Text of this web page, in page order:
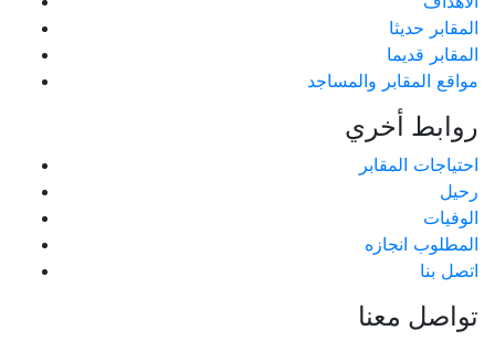
المقابر حديثا
المقابر قديما
مواقع المقابر والمساجد
روابط أخري
احتياجات المقابر
رحيل
الوفيات
المطلوب انجازه
اتصل بنا
تواصل معنا